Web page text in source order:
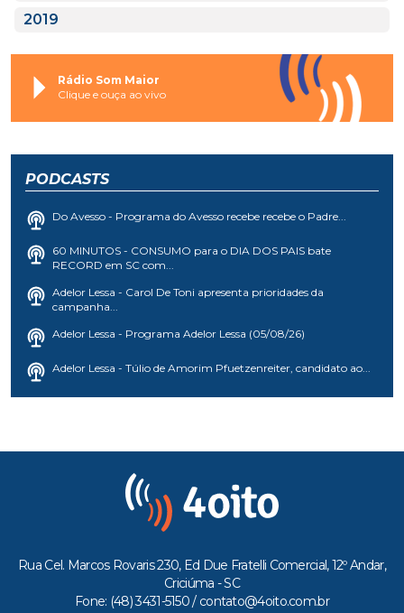
2019
Rádio Som Maior
Clique e ouça ao vivo
PODCASTS
Do Avesso - Programa do Avesso recebe recebe o Padre...
60 MINUTOS - CONSUMO para o DIA DOS PAIS bate
RECORD em SC com...
Adelor Lessa - Carol De Toni apresenta prioridades da
campanha...
Adelor Lessa - Programa Adelor Lessa (05/08/26)
Adelor Lessa - Túlio de Amorim Pfuetzenreiter, candidato ao...
Rua Cel. Marcos Rovaris 230, Ed Due Fratelli Comercial, 12º Andar,
Criciúma - SC
Fone: (48) 3431-5150 / contato@4oito.com.br